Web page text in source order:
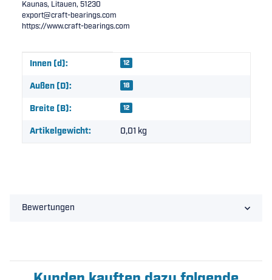
Kaunas, Litauen, 51230
export@craft-bearings.com
https://www.craft-bearings.com
Produkteigenschaft
Wert
Innen (d): 12
Außen (D): 18
Breite (B): 12
Artikelgewicht: 0,01 kg
Bewertungen